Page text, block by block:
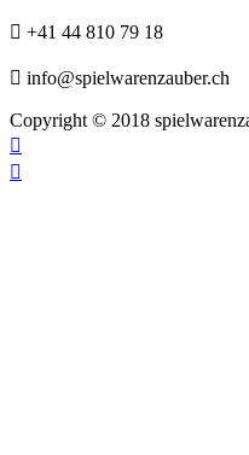
 +41 44 810 79 18
 info@spielwarenzauber.ch
Copyright © 2018

